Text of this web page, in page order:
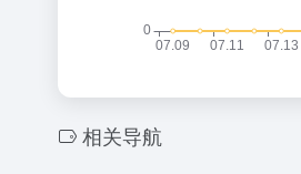
相关导航